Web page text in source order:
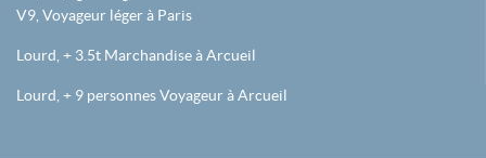
V9, Voyageur léger à Paris
Lourd, + 3.5t Marchandise à Arcueil
Lourd, + 9 personnes Voyageur à Arcueil